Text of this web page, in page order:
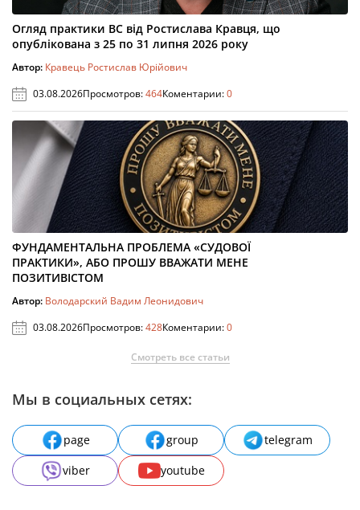
Огляд практики ВС від Ростислава Кравця, що
опублікована з 25 по 31 липня 2026 року
Автор: Кравець Ростислав Юрійович
03.08.2026Просмотров:464Коментарии:0
ФУНДАМЕНТАЛЬНА ПРОБЛЕМА «СУДОВОЇ
ПРАКТИКИ», АБО ПРОШУ ВВАЖАТИ МЕНЕ
ПОЗИТИВІСТОМ
Автор: Володарский Вадим Леонидович
03.08.2026Просмотров:428Коментарии:0
Смотреть все статьи
Мы в социальных сетях:
page group
telegram
viber
youtube